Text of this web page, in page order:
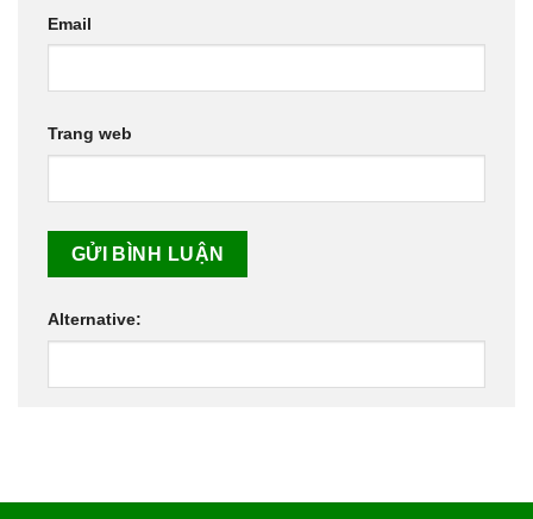
Email
Trang web
Alternative: